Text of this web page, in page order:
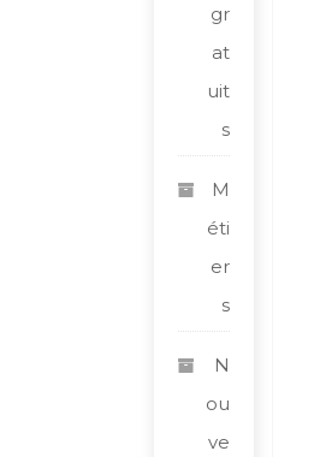
gr
at
uit
s
M
éti
er
s
N
ou
ve